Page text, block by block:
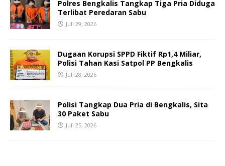
Polres Bengkalis Tangkap Tiga Pria Diduga
Terlibat Peredaran Sabu
Juli 29, 2026
Dugaan Korupsi SPPD Fiktif Rp1,4 Miliar,
Polisi Tahan Kasi Satpol PP Bengkalis
Juli 28, 2026
Polisi Tangkap Dua Pria di Bengkalis, Sita
30 Paket Sabu
Juli 25, 2026